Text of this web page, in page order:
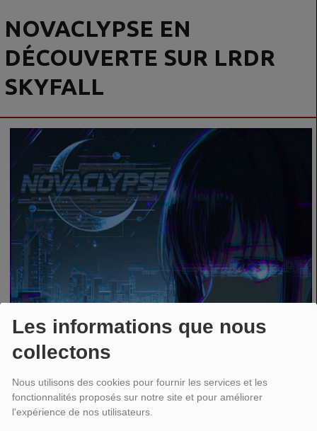
Les informations que nous
collectons
Nous utilisons des cookies pour fournir les services et les
fonctionnalités proposés sur notre site et pour améliorer
l'expérience de nos utilisateurs.
NOVACLYPSE EN
DÉCOUVERTE SUR LRDR
SKYFALL